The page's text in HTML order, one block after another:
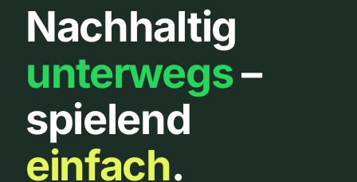
Home
Über uns
Urbanlist
Nachhaltig
unterwegs–
spielend
einfach.